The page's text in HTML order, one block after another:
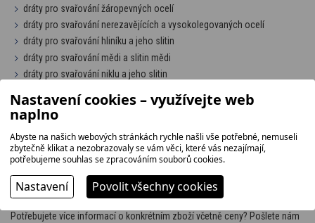
dráty pro svařování žáropevných ocelí
dráty pro svařování nerezavějících a vysokolegovaných ocelí
dráty pro svařování hliníku a jeho slitin
dráty pro svařování mědi a slitin mědi
dráty pro svařování niklu a jeho slitin
Dráty pro svařování plamenem
dráty pro svařování nelegovaných a žáropevných ocelí
POPTÁVKA
Potřebujete více informací o konkrétním zboží včetně ceny? Pošlete nám
Nastavení cookies – využívejte web
naplno
Abyste na našich webových stránkách rychle našli vše potřebné, nemuseli
zbytečně klikat a nezobrazovaly se vám věci, které vás nezajímají,
potřebujeme souhlas se zpracováním souborů cookies.
Nastavení Povolit všechny cookies